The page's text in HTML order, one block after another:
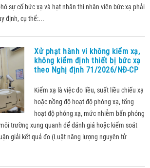
sự cố bức xạ và hạt nhân thì nhân viên bức xạ phải
định, cụ thể:...
Xử phạt hành vi không kiểm xạ,
không kiểm định thiết bị bức xạ
theo Nghị định 71/2026/NĐ-CP
Kiểm xạ là việc đo liều, suất liều chiếu xạ
hoặc nồng độ hoạt độ phóng xạ, tổng
hoạt độ phóng xạ, mức nhiễm bẩn phóng
trường xung quanh để đánh giá hoặc kiểm soát
giải kết quả đo (Luật năng lượng nguyên tử